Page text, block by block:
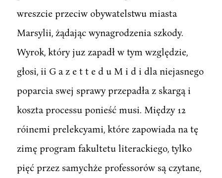
wreszcie przeciw obywatelstwu miasta
Marsylii, żądając wynagrodzenia szkody.
Wyrok, który juz zapadł w tym względzie,
głosi, ii G a z e t t e d u M i d i dla niejasnego
poparcia swej sprawy przepadła z skargą i
koszta processu ponieść musi. Między 12
róinemi prelekcyami, które zapowiada na tę
zimę program fakultetu literackiego, tylko
pięć przez samychże professorów są czytane,